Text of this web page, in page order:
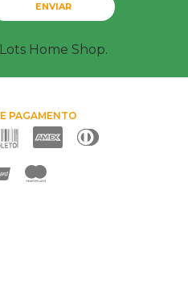
Home Shop.
ENVIAR
PAGAMENTO